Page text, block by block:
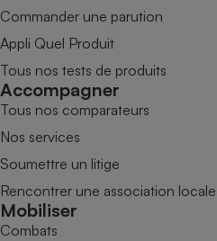
Commander une parution
Appli Quel Produit
Tous nos tests de produits
Accompagner
Tous nos comparateurs
Nos services
Soumettre un litige
Rencontrer une association locale
Mobiliser
Combats